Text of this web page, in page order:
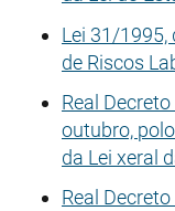
Lei 31/1995,
de Riscos
Real
outubro,
da Lei xeral
Real